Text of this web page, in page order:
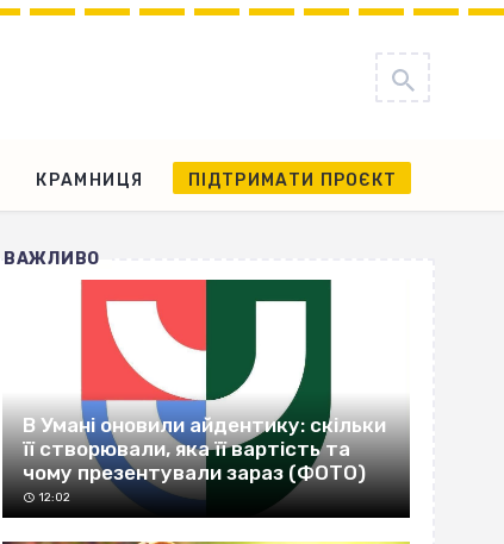
КРАМНИЦЯ ПІДТРИМАТИ ПРОЄКТ
ВАЖЛИВО
В Умані оновили айдентику: скільки
її створювали, яка її вартість та
чому презентували зараз (ФОТО)
12:02